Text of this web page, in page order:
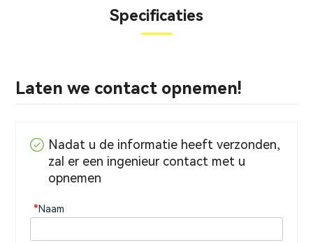
Specificaties
Laten we contact opnemen!
Nadat u de informatie heeft verzonden,
zal er een ingenieur contact met u
opnemen
*Naam